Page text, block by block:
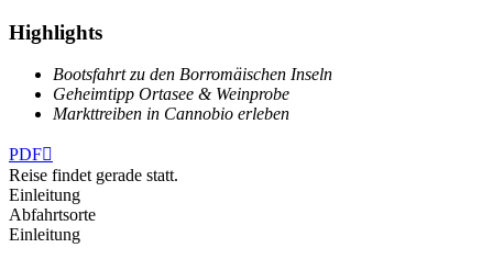
Highlights
Bootsfahrt zu den Borromäischen Inseln
Geheimtipp Ortasee & Weinprobe
Markttreiben in Cannobio erleben
PDF
Reise findet gerade statt.
Einleitung
Abfahrtsorte
Einleitung